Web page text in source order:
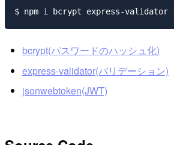
bcrypt(パスワードのハッシュ化)
express-validator(バリデーション)
jsonwebtoken(JWT)